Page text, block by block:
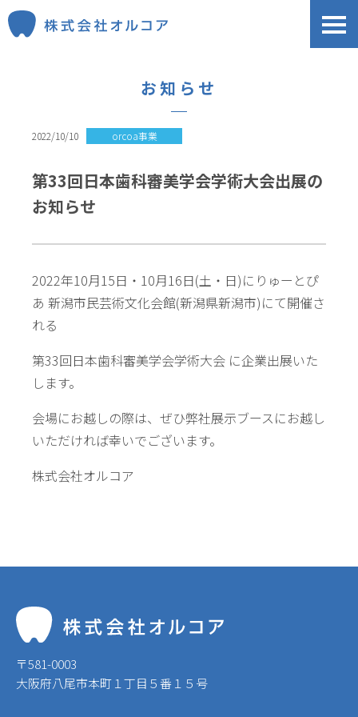
お知らせ
2022/10/10 orcoa事業
第33回日本歯科審美学会学術大会出展の
お知らせ
2022年10月15日・10月16日(土・日)にりゅーとぴ
あ 新潟市民芸術文化会館(新潟県新潟市)にて開催さ
れる
第33回日本歯科審美学会学術大会 に企業出展いた
します。
会場にお越しの際は、ぜひ弊社展示ブースにお越し
いただければ幸いでございます。
株式会社オルコア
〒581-0003
大阪府八尾市本町１丁目５番１５号